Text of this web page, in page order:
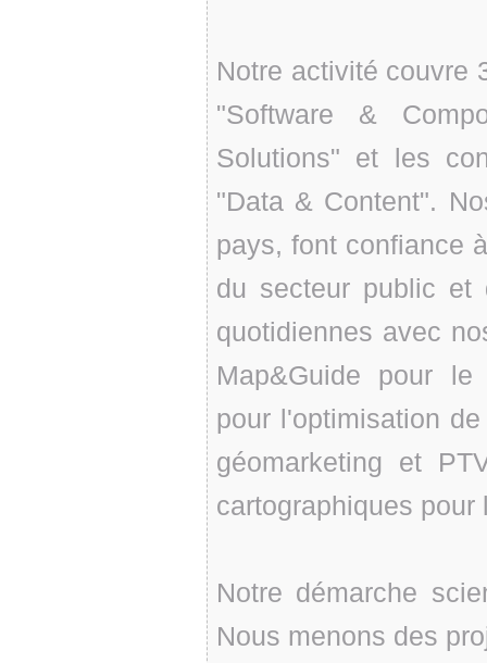
Notre activité couvre
"Software &
Solutions" et les
"Data & Content".
pays, font confiance
du secteur public et
quotidiennes avec
Map&Guide pour
pour l'optimisation
géomarketing et
cartographiques pour
Notre démarche
Nous menons des